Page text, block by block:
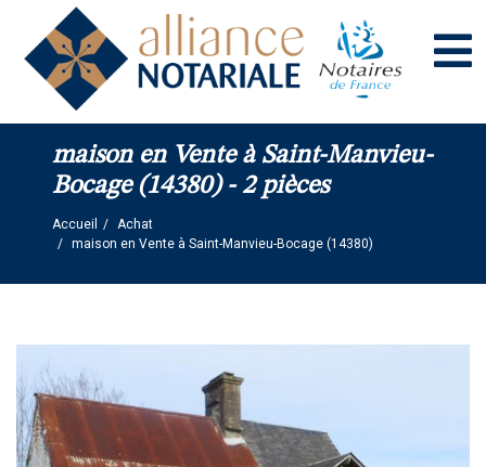
maison en Vente à Saint-Manvieu-
Bocage (14380) - 2 pièces
Accueil
Achat
maison en Vente à Saint-Manvieu-Bocage (14380)
Panneau de gestion des cookies